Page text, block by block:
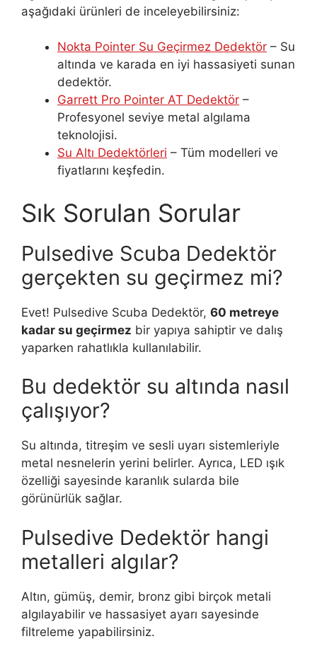
aşağıdaki ürünleri de inceleyebilirsiniz:
Nokta Pointer Su Geçirmez Dedektör – Su
altında ve karada en iyi hassasiyeti sunan
dedektör.
Garrett Pro Pointer AT Dedektör –
Profesyonel seviye metal algılama
teknolojisi.
Su Altı Dedektörleri – Tüm modelleri ve
fiyatlarını keşfedin.
Sık Sorulan Sorular
Pulsedive Scuba Dedektör
gerçekten su geçirmez mi?
Evet! Pulsedive Scuba Dedektör, 60 metreye
kadar su geçirmez bir yapıya sahiptir ve dalış
yaparken rahatlıkla kullanılabilir.
Bu dedektör su altında nasıl
çalışıyor?
Su altında, titreşim ve sesli uyarı sistemleriyle
metal nesnelerin yerini belirler. Ayrıca, LED ışık
özelliği sayesinde karanlık sularda bile
görünürlük sağlar.
Pulsedive Dedektör hangi
metalleri algılar?
Altın, gümüş, demir, bronz gibi birçok metali
algılayabilir ve hassasiyet ayarı sayesinde
filtreleme yapabilirsiniz.